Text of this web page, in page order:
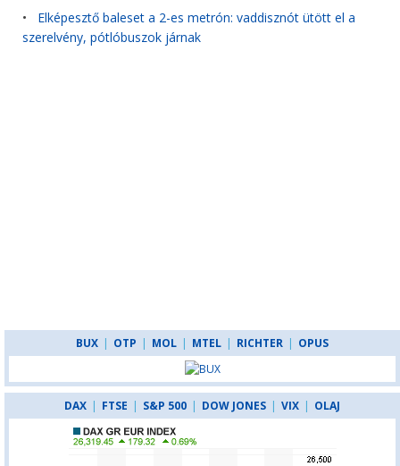
• Elképesztő baleset a 2-es metrón: vaddisznót ütött el a
szerelvény, pótlóbuszok járnak
BUX | OTP | MOL | MTEL | RICHTER | OPUS
DAX | FTSE | S&P 500 | DOW JONES | VIX | OLAJ